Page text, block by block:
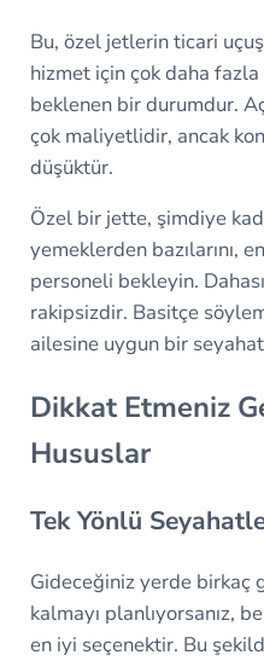
Bu, özel jetlerin ticari
hizmet için çok daha fazla
beklenen bir durumdur.
çok maliyetlidir, ancak
düşüktür.
Özel bir jette, şimdiye
yemeklerden bazılarını,
personeli bekleyin.
rakipsizdir. Basitçe
ailesine uygun bir
Dikkat Etmeniz
Hususlar
Tek Yönlü
Gideceğiniz yerde birkaç
kalmayı planlıyorsanız,
en iyi seçenektir. Bu